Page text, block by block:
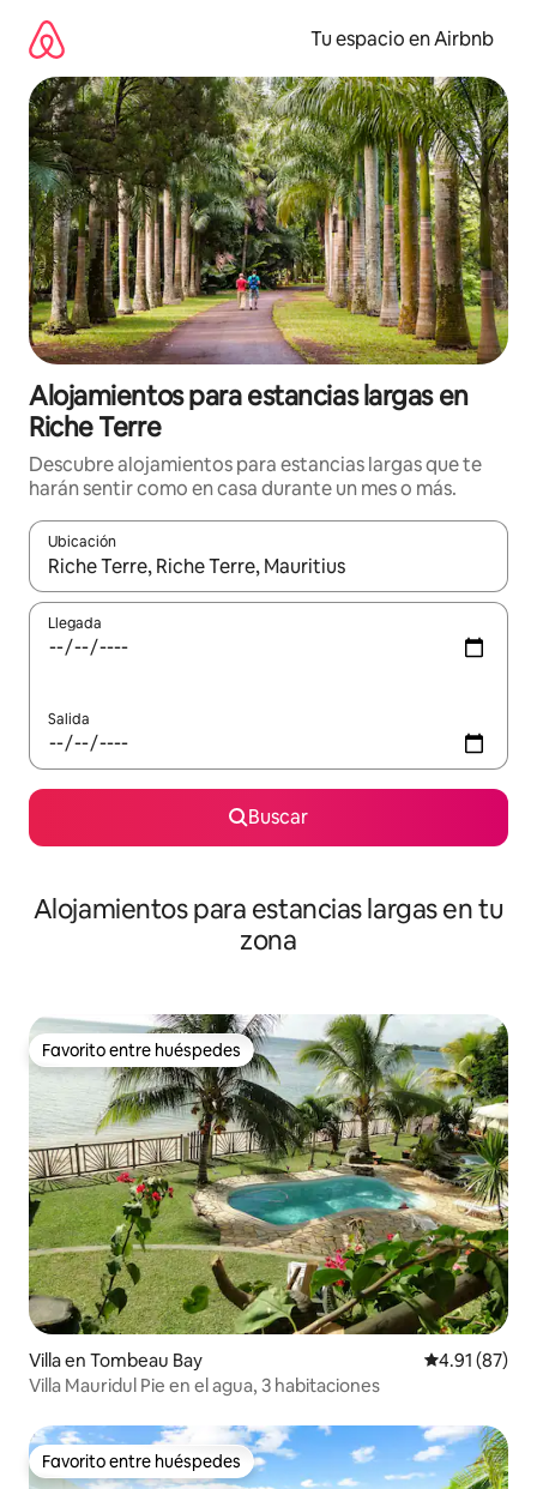
contenido
Tu espacio en Airbnb
Alojamientos para estancias largas en
Riche Terre
Descubre alojamientos para estancias largas que te
harán sentir como en casa durante un mes o más.
Ubicación
Cuando los resultados estén disponibles, podrás navegar
Llegada
Salida
Buscar
Alojamientos para estancias largas en tu
zona
Favorito entre huéspedes
Favorito entre huéspedes
Villa en Tombeau Bay Calificación
4.91 (87)
Villa Mauridul Pie en el agua, 3 habitaciones
Favorito entre huéspedes
Favorito entre huéspedes